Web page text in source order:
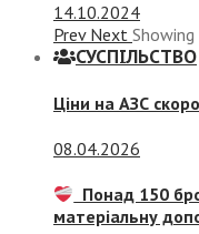
14.10.2024
Prev Next Showing
СУСПIЛЬСТВО
Ціни на АЗС
08.04.2026
Понад 150
матеріальну